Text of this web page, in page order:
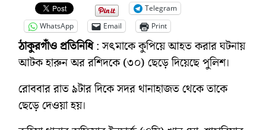
Telegram
WhatsApp
Email Print
ঠাকুরগাঁও প্রতিনিধি: সৎমাকে কুপিয়ে আহত করার ঘটনায়
আটক হারুন অর রশিদকে (৩০) ছেড়ে দিয়েছে পুলিশ।
রোববার রাত ৯টার দিকে সদর থানাহাজত থেকে তাকে
ছেড়ে দেওয়া হয়।